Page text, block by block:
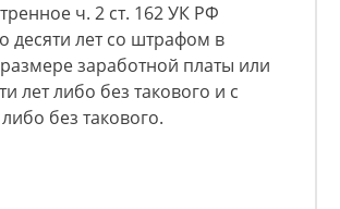
ч. 2 ст. 162 УК РФ
десяти лет со штрафом в
заработной платы или
лет либо без такового и с
без такового.